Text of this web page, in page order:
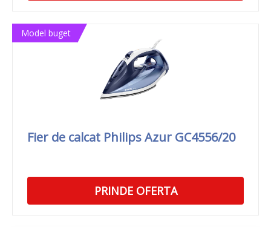
Model buget
Fier de calcat Philips Azur GC4556/20
PRINDE OFERTA